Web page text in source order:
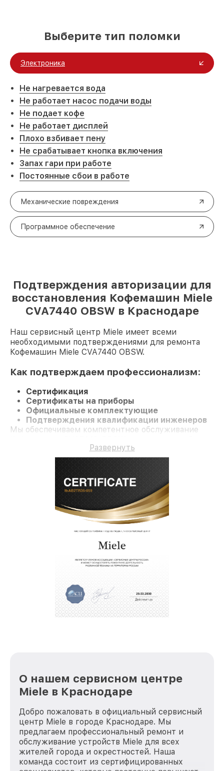
Выберите тип поломки
Электроника
Не нагревается вода
Не работает насос подачи воды
Не подает кофе
Не работает дисплей
Плохо взбивает пену
Не срабатывает кнопка включения
Запах гари при работе
Постоянные сбои в работе
Механические повреждения
Программное обеспечение
Подтверждения авторизации для
восстановления Кофемашин Miele
CVA7440 OBSW в Краснодаре
Наш сервисный центр Miele имеет всеми
необходимыми подтверждениями для ремонта
Кофемашин Miele CVA7440 OBSW.
Как подтверждаем профессионализм:
Сертификация
Сертификаты на приборы
Официальные комплектующие
Подтверждения квалификации инженеров
Мы обеспечиваем компетентное обслуживание
Развернуть
О нашем сервисном центре
Miele в Краснодаре
Добро пожаловать в официальный сервисный
центр Miele в городе Краснодаре. Мы
предлагаем профессиональный ремонт и
обслуживание устройств Miele для всех
жителей города и окрестностей. Наша
команда состоит из сертифицированных